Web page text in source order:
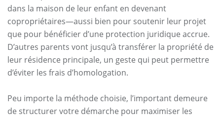
dans la maison de leur enfant en devenant
copropriétaires—aussi bien pour soutenir leur projet
que pour bénéficier d’une protection juridique accrue.
D’autres parents vont jusqu’à transférer la propriété de
leur résidence principale, un geste qui peut permettre
d’éviter les frais d’homologation.
Peu importe la méthode choisie, l’important demeure
de structurer votre démarche pour maximiser les